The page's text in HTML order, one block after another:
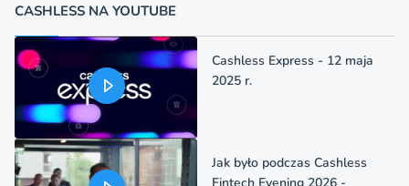
CASHLESS NA YOUTUBE
Cashless Express - 12 maja
2025 r.
Jak było podczas Cashless
Fintech Evening 2026 -